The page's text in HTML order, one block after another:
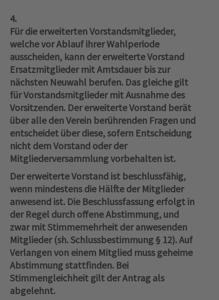
4.
Für die erweiterten Vorstandsmitglieder,
welche vor Ablauf ihrer Wahlperiode
ausscheiden, kann der erweiterte Vorstand
Ersatzmitglieder mit Amtsdauer bis zur
nächsten Neuwahl berufen. Das gleiche gilt
für Vorstandsmitglieder mit Ausnahme des
Vorsitzenden. Der erweiterte Vorstand berät
über alle den Verein berührenden Fragen und
entscheidet über diese, sofern Entscheidung
nicht dem Vorstand oder der
Mitgliederversammlung vorbehalten ist.
Der erweiterte Vorstand ist beschlussfähig,
wenn mindestens die Hälfte der Mitglieder
anwesend ist. Die Beschlussfassung erfolgt in
der Regel durch offene Abstimmung, und
zwar mit Stimmemehrheit der anwesenden
Mitglieder (sh. Schlussbestimmung § 12). Auf
Verlangen von einem Mitglied muss geheime
Abstimmung stattfinden. Bei
Stimmengleichheit gilt der Antrag als
abgelehnt.